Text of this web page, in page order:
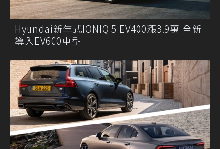
Hyundai新年式IONIQ 5 EV400漲3.9萬 全新
導入EV600車型